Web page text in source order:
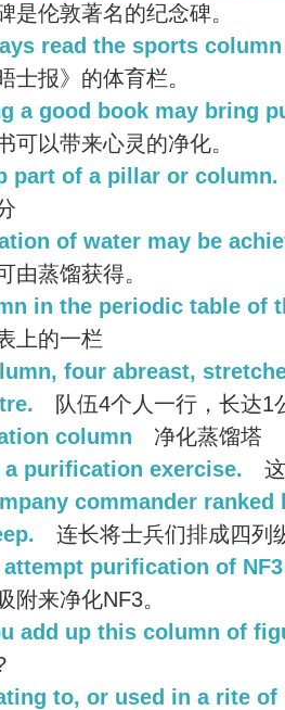
是伦敦著名的纪念碑。
read the sports
士报》的体育栏。
a good book may bring
可以带来心灵的净化。
part of a pillar or column.
of water may be
由蒸馏获得。
in the periodic table of
上的一栏
four abreast,
队伍4个人一行，长达1
column
净化蒸馏塔
purification exercise.
commander
连长将士兵们排成四列
attempt purification of
附来净化NF3。
add up this column of
to, or used in a rite